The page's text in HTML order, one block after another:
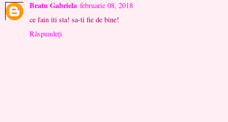
Bratu Gabriela februarie 08, 2018
ce fain iti sta! sa-ti fie de bine!
Răspundeți